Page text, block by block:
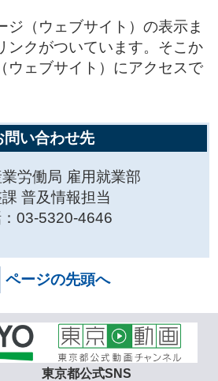
ジ（ウェブサイト）の表示ま
ンクがついています。そこか
ウェブサイト）にアクセスで
問い合わせ先
労働局 雇用就業部
普及情報担当
03-5320-4646
ページの先頭へ
東京都公式SNS